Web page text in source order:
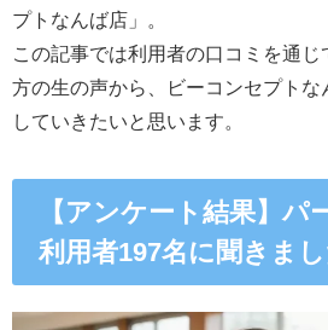
プトなんば店」。
この記事では利用者の口コミを通
方の生の声から、ビーコンセプトな
していきたいと思います。
【アンケート結果】パ
利用者197名に聞きまし